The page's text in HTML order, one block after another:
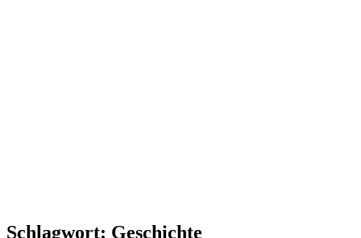
Schlagwort: Geschichte